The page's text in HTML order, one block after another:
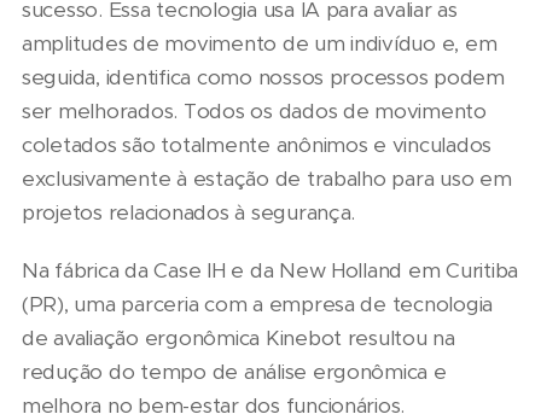
sucesso. Essa tecnologia usa IA para avaliar as
amplitudes de movimento de um indivíduo e, em
seguida, identifica como nossos processos podem
ser melhorados. Todos os dados de movimento
coletados são totalmente anônimos e vinculados
exclusivamente à estação de trabalho para uso em
projetos relacionados à segurança.
Na fábrica da Case IH e da New Holland em Curitiba
(PR), uma parceria com a empresa de tecnologia
de avaliação ergonômica Kinebot resultou na
redução do tempo de análise ergonômica e
melhora no bem-estar dos funcionários.